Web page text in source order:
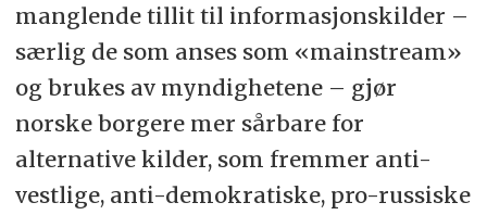
manglende tillit til informasjonskilder –
særlig de som anses som «mainstream»
og brukes av myndighetene – gjør
norske borgere mer sårbare for
alternative kilder, som fremmer anti-
vestlige, anti-demokratiske, pro-russiske